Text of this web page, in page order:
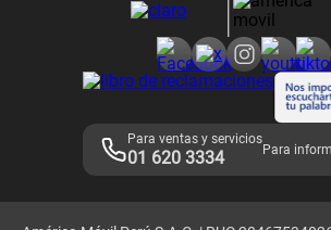
Adquirientes iPhone 6, 6S y SE
Mensaje de Seguridad
Términos y Condiciones de Tienda Claro
Libro de Reclamaciones
Para ventas y servicios
01 620 3334 Para